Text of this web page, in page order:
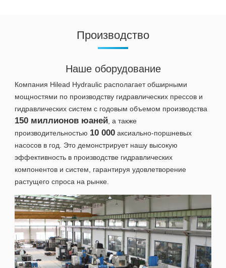
Производство
Наше оборудование
Компания Hilead Hydraulic располагает обширными
мощностями по производству гидравлических прессов и
гидравлических систем с годовым объемом производства
150 миллионов юаней , а также
производительностью 10 000 аксиально-поршневых
насосов в год. Это демонстрирует нашу высокую
эффективность в производстве гидравлических
компонентов и систем, гарантируя удовлетворение
растущего спроса на рынке.